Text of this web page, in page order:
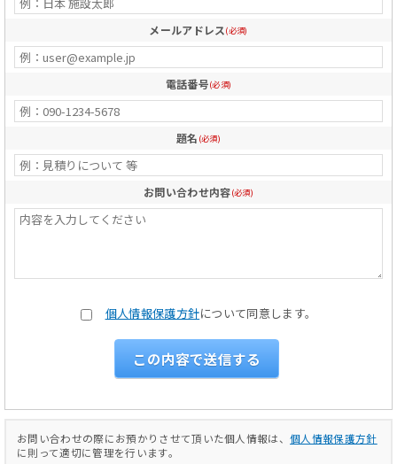
メールアドレス(必須)
電話番号(必須)
題名 (必須)
お問い合わせ内容(必須)
個人情報保護方針について同意します。
お問い合わせの際にお預かりさせて頂いた個人情報は、個人情報保護方針
に則って適切に管理を行います。